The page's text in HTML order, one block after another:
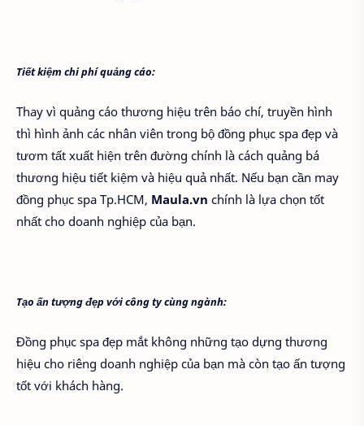
Tiết kiệm chi phí quảng cáo:
Thay vì quảng cáo thương hiệu trên báo chí, truyền hình
thì hình ảnh các nhân viên trong bộ đồng phục spa đẹp và
tươm tất xuất hiện trên đường chính là cách quảng bá
thương hiệu tiết kiệm và hiệu quả nhất. Nếu bạn cần may
đồng phục spa Tp.HCM, Maula.vn chính là lựa chọn tốt
nhất cho doanh nghiệp của bạn.
Tạo ấn tượng đẹp với công ty cùng ngành:
Đồng phục spa đẹp mắt không những tạo dựng thương
hiệu cho riêng doanh nghiệp của bạn mà còn tạo ấn tượng
tốt với khách hàng.